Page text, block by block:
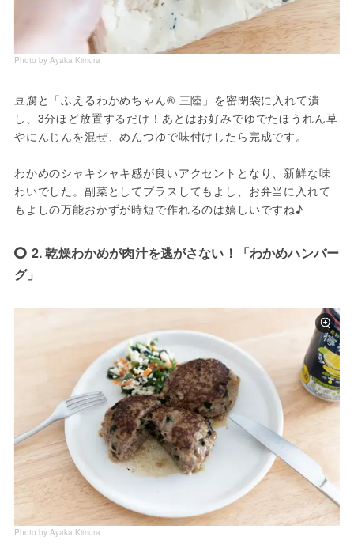
Photo by Ayaka Kimura
豆腐と「ふえるわかめちゃん® 三陸」を密閉袋に入れて潰
し、3分ほど放置するだけ！あとはお好みでゆでたほうれん草
やにんじんを混ぜ、めんつゆで味付けしたら完成です。
わかめのシャキシャキ感が良いアクセントとなり、新鮮な味
わいでした。副菜としてプラスしてもよし、お弁当に入れて
もよしの万能おかずが時短で作れるのは嬉しいですね♪
2. 乾燥わかめが肉汁を逃がさない！「わかめハンバー
グ」
Photo by Ayaka Kimura